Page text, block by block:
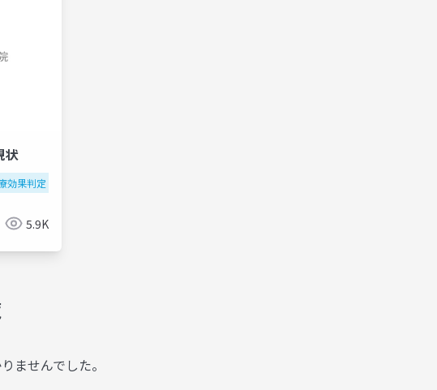
状
効果判定
5.9K
ませんでした。